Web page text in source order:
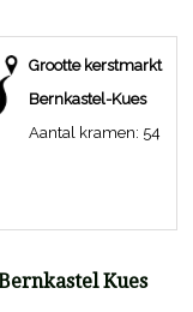
Grootte kerstmarkt
Bernkastel-Kues
Aantal kramen: 54
Kues